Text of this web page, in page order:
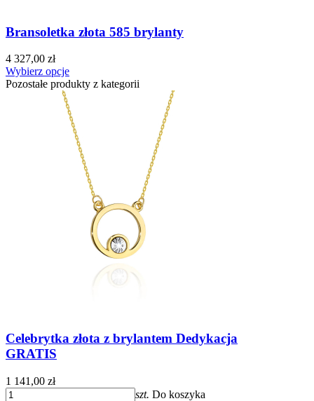
Bransoletka złota 585 brylanty
4 327,00 zł
Wybierz opcje
Pozostałe produkty z kategorii
Celebrytka złota z brylantem Dedykacja
GRATIS
1 141,00 zł
szt. Do koszyka